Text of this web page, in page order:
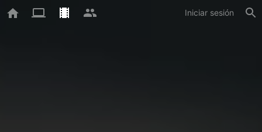
Iniciar sesión